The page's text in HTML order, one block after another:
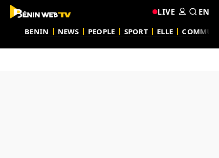
BENIN NEWS PEOPLE SPORT ELLE
LIVE EN